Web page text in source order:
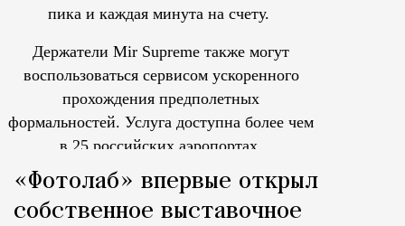
пика и каждая минута на счету.
Держатели Mir Supreme также могут
воспользоваться сервисом ускоренного
прохождения предполетных
формальностей. Услуга доступна более чем
в 25 российских аэропортах.
«Фотолаб» впервые открыл
собственное выставочное